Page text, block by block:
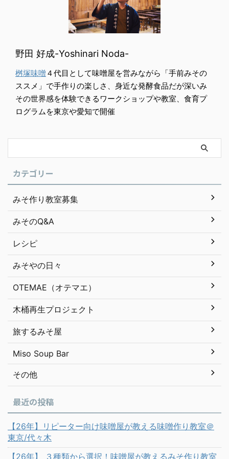
野田 好成-Yoshinari Noda-
桝塚味噌４代目として味噌屋を営みながら「手前みその
ススメ」で手作りの楽しさ、身近な発酵食品だが深いみ
その世界感を体験できるワークショップや教室、食育プ
ログラムを東京や愛知で開催
カテゴリー
みそ作り教室募集
みそのQ&A
レシピ
みそやの日々
OTEMAE（オテマエ）
木桶再生プロジェクト
旅するみそ屋
Miso Soup Bar
その他
最近の投稿
【26年】リピーター向け味噌屋が教える味噌作り教室＠
東京/代々木
【26年】 ３種類から選択！味噌屋が教えるみそ作り教室